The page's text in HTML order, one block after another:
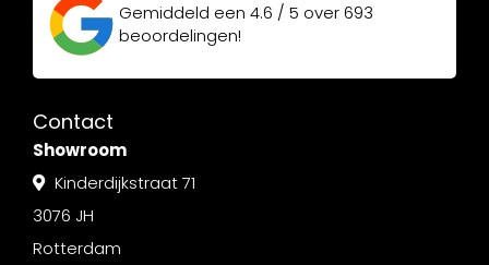
Gemiddeld een 4.6 / 5 over693
beoordelingen!
Contact
Showroom
Kinderdijkstraat 71
3076 JH
Rotterdam